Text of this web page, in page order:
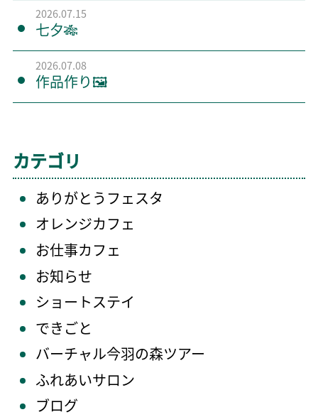
2026.07.15
七夕🎋
2026.07.08
作品作り🖼️
カテゴリ
ありがとうフェスタ
オレンジカフェ
お仕事カフェ
お知らせ
ショートステイ
できごと
バーチャル今羽の森ツアー
ふれあいサロン
ブログ